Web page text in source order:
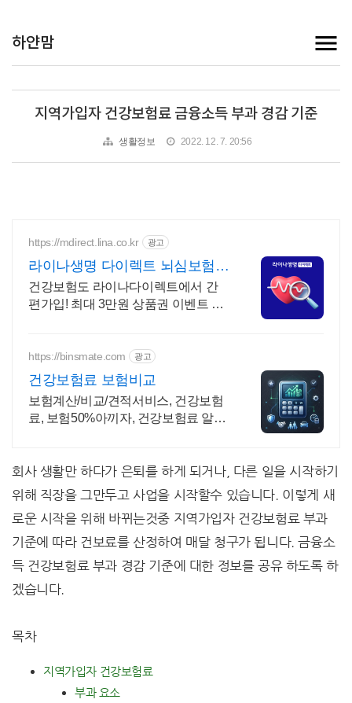
하얀맘
지역가입자 건강보험료 금융소득 부과 경감 기준
생활정보 2022. 12. 7. 20:56
https://mdirect.lina.co.kr 광고
라이나생명 다이렉트 뇌심보험
최대 3만원 상품권 증정
건강보험도 라이나다이렉트에서 간
편가입! 최대 3만원 상품권 이벤트 놓
https://binsmate.com 광고
건강보험료 보험비교
보험계산/비교/견적서비스, 건강보험
료, 보험50%아끼자, 건강보험료 알뜰
회사 생활만 하다가 은퇴를 하게 되거나, 다른 일을 시작하기
위해 직장을 그만두고 사업을 시작할수 있습니다. 이렇게 새
로운 시작을 위해 바뀌는것중 지역가입자 건강보험료 부과
기준에 따라 건보료를 산정하여 매달 청구가 됩니다. 금융소
득 건강보험료 부과 경감 기준에 대한 정보를 공유 하도록 하
겠습니다.
목차
지역가입자 건강보험료
부과 요소